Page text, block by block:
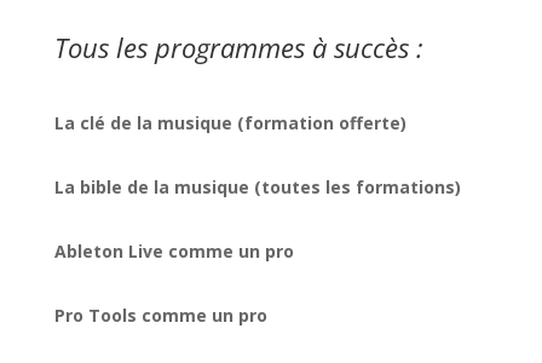
Tous les programmes à succès :
La clé de la musique (formation offerte)
La bible de la musique (toutes les formations)
Ableton Live comme un pro
Pro Tools comme un pro